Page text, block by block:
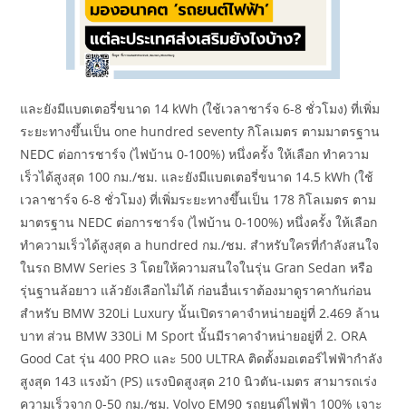
และยังมีแบตเตอรี่ขนาด 14 kWh (ใช้เวลาชาร์จ 6-8 ชั่วโมง) ที่เพิ่ม
ระยะทางขึ้นเป็น one hundred seventy กิโลเมตร ตามมาตรฐาน
NEDC ต่อการชาร์จ (ไฟบ้าน 0-100%) หนึ่งครั้ง ให้เลือก ทำความ
เร็วได้สูงสุด 100 กม./ชม. และยังมีแบตเตอรี่ขนาด 14.5 kWh (ใช้
เวลาชาร์จ 6-8 ชั่วโมง) ที่เพิ่มระยะทางขึ้นเป็น 178 กิโลเมตร ตาม
มาตรฐาน NEDC ต่อการชาร์จ (ไฟบ้าน 0-100%) หนึ่งครั้ง ให้เลือก
ทำความเร็วได้สูงสุด a hundred กม./ชม. สำหรับใครที่กำลังสนใจ
ในรถ BMW Series 3 โดยให้ความสนใจในรุ่น Gran Sedan หรือ
รุ่นฐานล้อยาว แล้วยังเลือกไม่ได้ ก่อนอื่นเราต้องมาดูราคากันก่อน
สำหรับ BMW 320Li Luxury นั้นเปิดราคาจำหน่ายอยู่ที่ 2.469 ล้าน
บาท ส่วน BMW 330Li M Sport นั้นมีราคาจำหน่ายอยู่ที่ 2. ORA
Good Cat รุ่น 400 PRO และ 500 ULTRA ติดตั้งมอเตอร์ไฟฟ้ากำลัง
สูงสุด 143 แรงม้า (PS) แรงบิดสูงสุด 210 นิวตัน-เมตร สามารถเร่ง
ความเร็วจาก 0-50 กม./ชม. Volvo EM90 รถยนต์ไฟฟ้า 100% เจาะ